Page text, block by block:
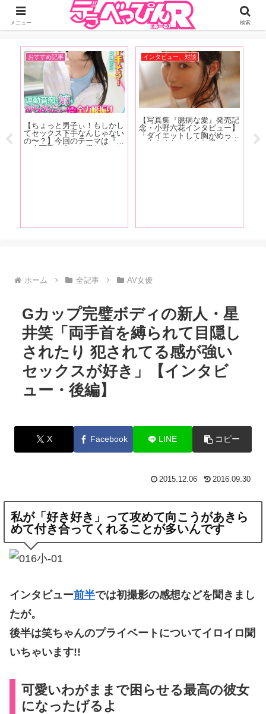
ジーオーティーが運営するちょっとHなニュースサイ。サイト内のリンクには
DMMアフィリエイトが含まれているものがあります
おすすめ記事
【ちょっと男子ぃ！もしかし
てセックス下手なんじゃない
の〜？】今回のテーマは『こ
の人下手そう』と思われてし
インタビュー、対談
【写真集『臆病な愛』発売記
念・小野六花インタビュー】
「ダイエットして胸がめっち
ゃ小さくなったなと思ったん
の
ま
ホーム 全記事 AV女優
Gカップ完璧ボディの新人・星
井笑「両手首を縛られて目隠し
されたり 犯されてる感が強い
セックスが好き」【インタビ
ュー・後編】
X Facebook LINE コピー
2015.12.06 2016.09.30
私が「好き好き」って攻めて向こうがあきら
めて付き合って くれることが多いんです
インタビュー前半では初撮影の感想などを聞きまし
たが。
後半は笑ちゃんのプライベートについてイロイロ聞
いちゃいます!!
可愛いわがままで困らせる最高の彼女
になったげるよ
メニュー 検索